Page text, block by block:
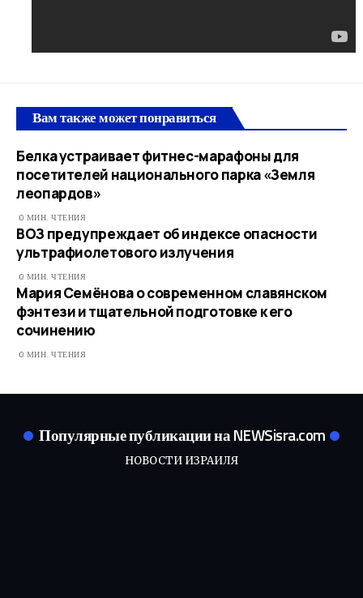
Вам также может понравиться
Белка устраивает фитнес-марафоны для
посетителей национального парка «Земля
леопардов»
0 МИН. ЧТЕНИЯ
ВОЗ предупреждает об индексе опасности
ультрафиолетового излучения
0 МИН. ЧТЕНИЯ
Мария Семёнова о современном славянском
фэнтези и тщательной подготовке к его
сочинению
0 МИН. ЧТЕНИЯ
Популярные публикации на NEWSisra.com
НОВОСТИ ИЗРАИЛЯ